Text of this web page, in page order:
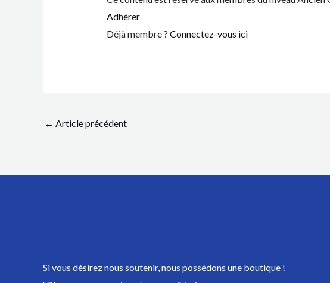
Adhérer
Déjà membre ? Connectez-vous ici
← Article précédent
Si vous désirez nous soutenir,nous possédons une boutique !